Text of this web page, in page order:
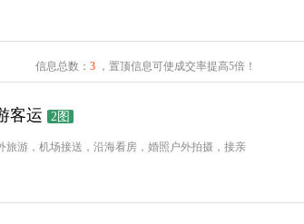
信息总数： 3，置顶信息可使成交率提高5倍！
客运 2图
旅游，机场接送，沿海看房，婚照户外拍摄，接亲